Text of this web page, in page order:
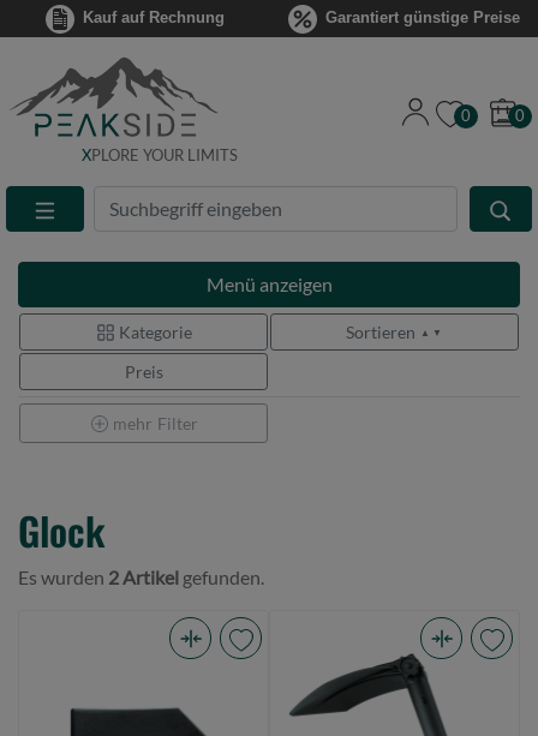
Kauf auf Rechnung Garantiert günstige Preise
XPLORE YOUR LIMITS
Suche
Eingabefeld
0 0
Menü anzeigen
Kategorie Sortieren ▲ ▼
Preis
mehr Filter
Glock
Es wurden 2 Artikel gefunden.
Feldspaten,
Mit